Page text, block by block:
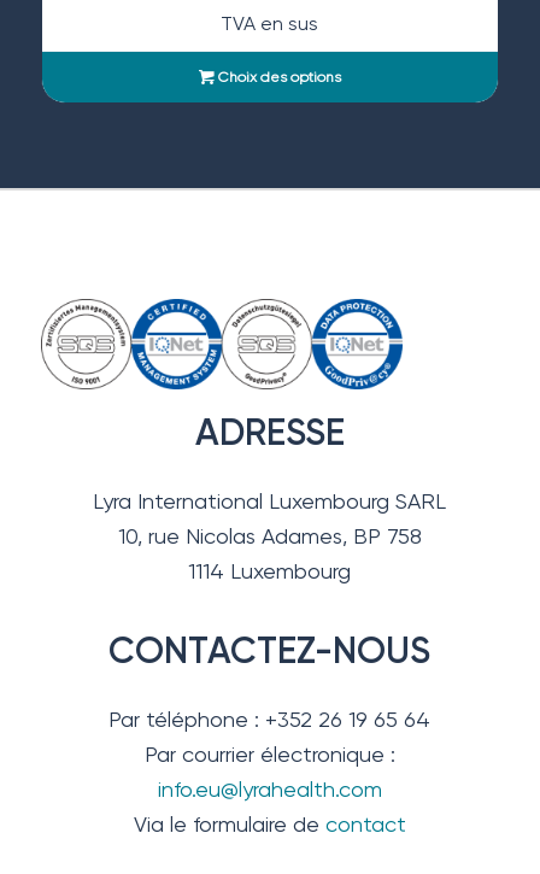
TVA en sus
Choix des options
ADRESSE
Lyra International Luxembourg SARL
10, rue Nicolas Adames, BP 758
1114 Luxembourg
CONTACTEZ-NOUS
Par téléphone : +352 26 19 65 64
Par courrier électronique :
info.eu@lyrahealth.com
Via le formulaire de contact